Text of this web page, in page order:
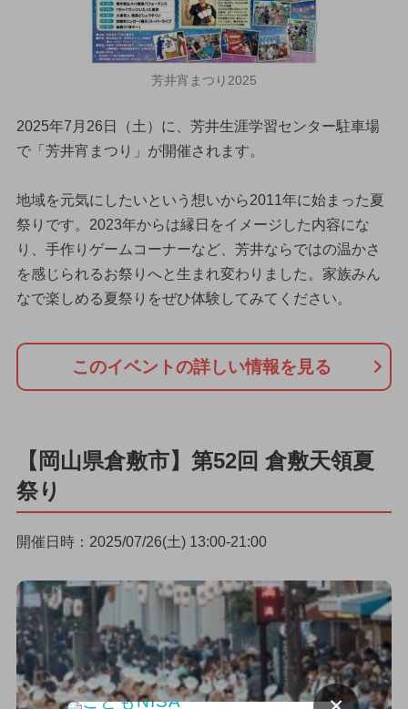
芳井宵まつり2025
2025年7月26日（土）に、芳井生涯学習センター駐車場
で「芳井宵まつり」が開催されます。
地域を元気にしたいという想いから2011年に始まった夏
祭りです。2023年からは縁日をイメージした内容にな
り、手作りゲームコーナーなど、芳井ならではの温かさ
を感じられるお祭りへと生まれ変わりました。家族みん
なで楽しめる夏祭りをぜひ体験してみてください。
このイベントの詳しい情報を見る
【岡山県倉敷市】第52回 倉敷天領夏
祭り
開催日時：2025/07/26(土) 13:00-21:00